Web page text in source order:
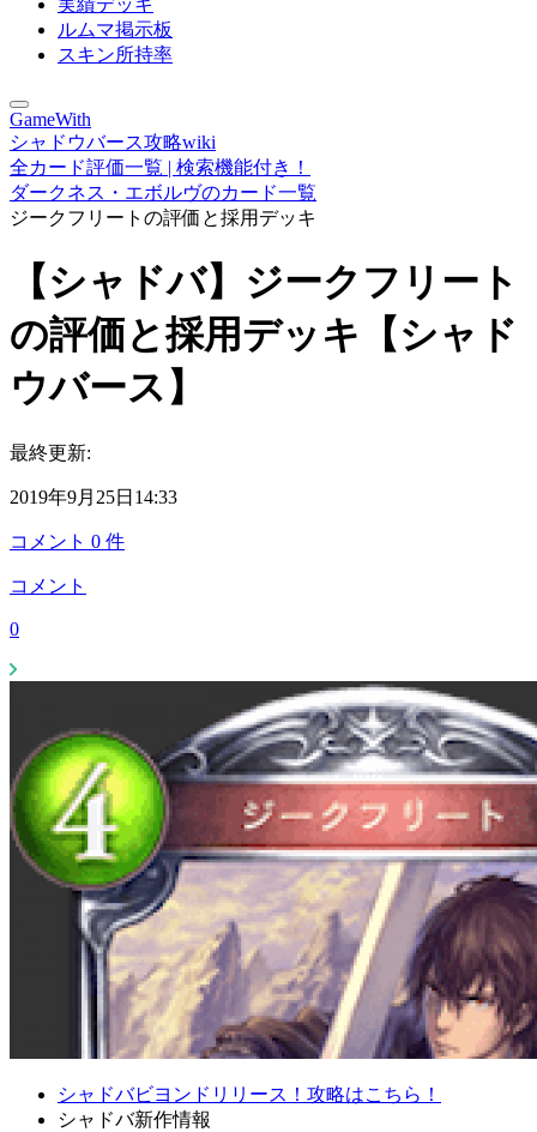
実績デッキ
ルムマ掲示板
スキン所持率
GameWith
シャドウバース攻略wiki
全カード評価一覧 | 検索機能付き！
ダークネス・エボルヴのカード一覧
ジークフリートの評価と採用デッキ
【シャドバ】ジークフリート
の評価と採用デッキ【シャド
ウバース】
最終更新:
2019年9月25日14:33
コメント 0 件
コメント
0
シャドバビヨンドリリース！攻略はこちら！
シャドバ新作情報